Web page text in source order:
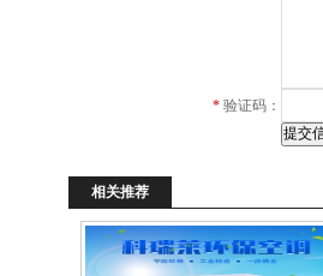
* 验证码：
相关推荐